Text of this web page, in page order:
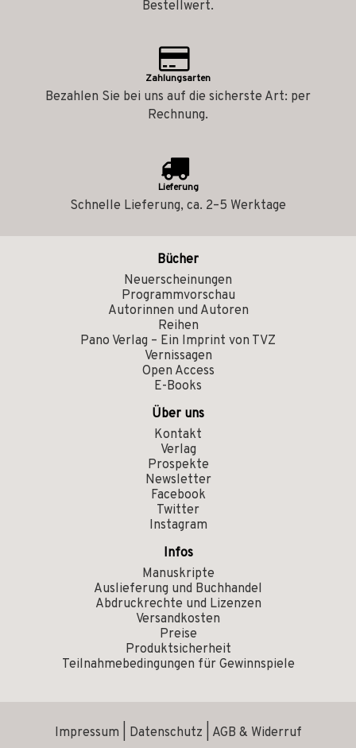
Bestellwert.
Zahlungsarten
Bezahlen Sie bei uns auf die sicherste Art: per
Rechnung.
Lieferung
Schnelle Lieferung, ca. 2–5 Werktage
Bücher
Neuerscheinungen
Programmvorschau
Autorinnen und Autoren
Reihen
Pano Verlag – Ein Imprint von TVZ
Vernissagen
Open Access
E-Books
Über uns
Kontakt
Verlag
Prospekte
Newsletter
Facebook
Twitter
Instagram
Infos
Manuskripte
Auslieferung und Buchhandel
Abdruckrechte und Lizenzen
Versandkosten
Preise
Produktsicherheit
Teilnahmebedingungen für Gewinnspiele
Impressum Datenschutz AGB & Widerruf